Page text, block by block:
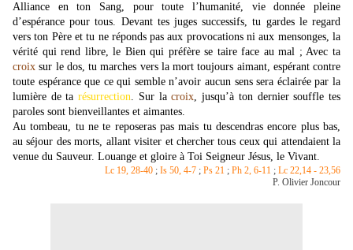
Alliance en ton Sang, pour toute l’humanité, vie donnée pleine
d’espérance pour tous. Devant tes juges successifs, tu gardes le regard
vers ton Père et tu ne réponds pas aux provocations ni aux mensonges, la
vérité qui rend libre, le Bien qui préfère se taire face au mal ; Avec ta
croixsur le dos, tu marches vers la mort toujours aimant, espérant contre
toute espérance que ce qui semble n’avoir aucun sens sera éclairée par la
lumière de tarésurrection. Sur lacroix, jusqu’à ton dernier souffle tes
paroles sont bienveillantes et aimantes.
Au tombeau, tu ne te reposeras pas mais tu descendras encore plus bas,
au séjour des morts, allant visiter et chercher tous ceux qui attendaient la
venue du Sauveur. Louange et gloire à Toi Seigneur Jésus, le Vivant.
Lc 19, 28-40 ; Is 50, 4-7 ; Ps 21 ; Ph 2, 6-11 ; Lc 22,14 - 23,56
P. Olivier Joncour